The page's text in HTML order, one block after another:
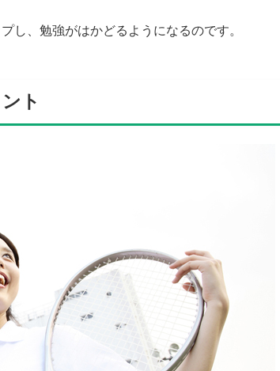
し、勉強がはかどるようになるのです。
ト